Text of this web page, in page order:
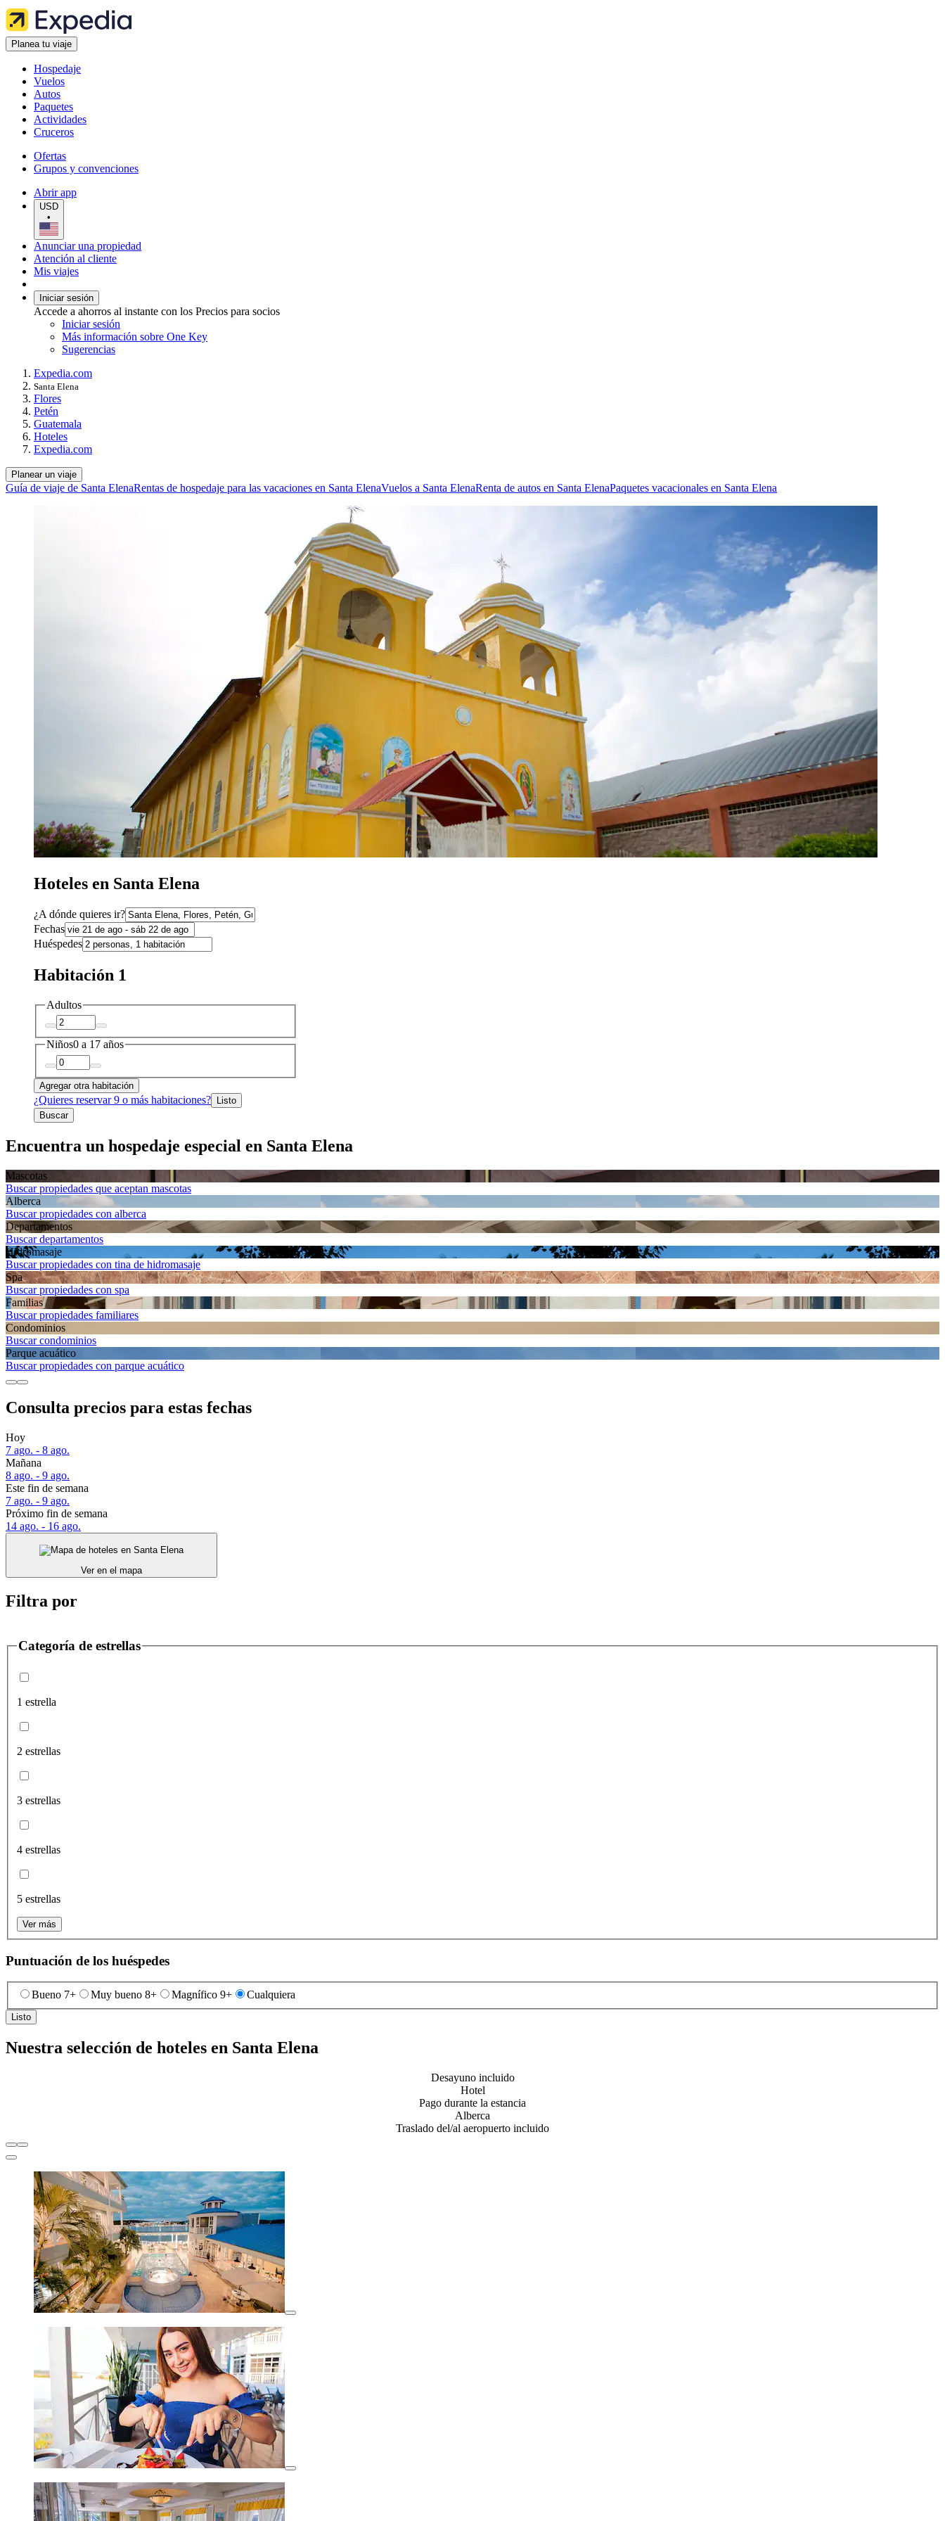
Planea tu viaje
Hospedaje
Vuelos
Autos
Paquetes
Actividades
Cruceros
Ofertas
Grupos y convenciones
Abrir app
USD
•
Anunciar una propiedad
Atención al cliente
Mis viajes
Iniciar sesión
Accede a ahorros al instante con los Precios para socios
Iniciar sesión
Más información sobre One Key
Sugerencias
Expedia.com
Santa Elena
Flores
Petén
Guatemala
Hoteles
Expedia.com
Planear un viaje
Guía de viaje de Santa ElenaRentas de hospedaje para las vacaciones en Santa ElenaVuelos a Santa ElenaRenta de autos en Santa ElenaPaquetes vacacionales en Santa Elena
Hoteles en Santa Elena
¿A dónde quieres ir?
Fechas
Huéspedes
Habitación 1
Adultos
Niños0 a 17 años
Agregar otra habitación
¿Quieres reservar 9 o más habitaciones? Listo
Buscar
Encuentra un hospedaje especial en Santa Elena
Mascotas
Buscar propiedades que aceptan mascotas
Alberca
Buscar propiedades con alberca
Departa­mentos
Buscar departamentos
Hidromasaje
Buscar propiedades con tina de hidromasaje
Spa
Buscar propiedades con spa
Familias
Buscar propiedades familiares
Condominios
Buscar condominios
Parque acuático
Buscar propiedades con parque acuático
Consulta precios para estas fechas
Hoy
7 ago. - 8 ago.
Mañana
8 ago. - 9 ago.
Este fin de semana
7 ago. - 9 ago.
Próximo fin de semana
14 ago. - 16 ago.
Ver en el mapa
Filtra por
Categoría de estrellas
1 estrella
2 estrellas
3 estrellas
4 estrellas
5 estrellas
Ver más
Puntuación de los huéspedes
Bueno 7+ Muy bueno 8+ Magnífico 9+ Cualquiera
Listo
Nuestra selección de hoteles en Santa Elena
Desayuno incluido
Hotel
Pago durante la estancia
Alberca
Traslado del/al aeropuerto incluido